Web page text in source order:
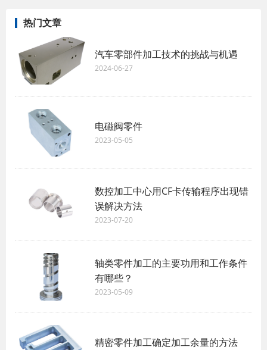
热门文章
汽车零部件加工技术的挑战与机遇
2024-06-27
电磁阀零件
2023-05-05
数控加工中心用CF卡传输程序出现错
误解决方法
2023-07-20
轴类零件加工的主要功用和工作条件
有哪些？
2023-05-09
精密零件加工确定加工余量的方法